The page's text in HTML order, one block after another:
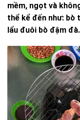
mềm, ngọt và
thể kể đến như: bò
lẩu đuôi bò đậm đà.